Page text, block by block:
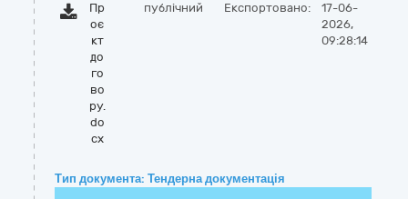
Пр
оє
кт
до
го
во
ру.
do
cx
публічний Експортовано:
17-06-
2026,
09:28:14
Тип документа: Тендерна документація